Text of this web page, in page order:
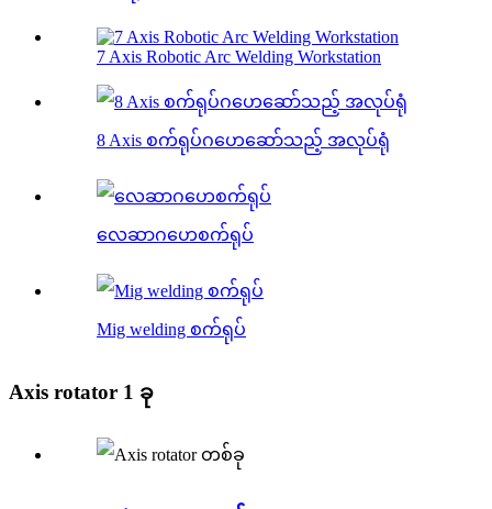
7 Axis Robotic Arc Welding Workstation
8 Axis စက်ရုပ်ဂဟေဆော်သည့် အလုပ်ရုံ
လေဆာဂဟေစက်ရုပ်
Mig welding စက်ရုပ်
Axis rotator 1 ခု